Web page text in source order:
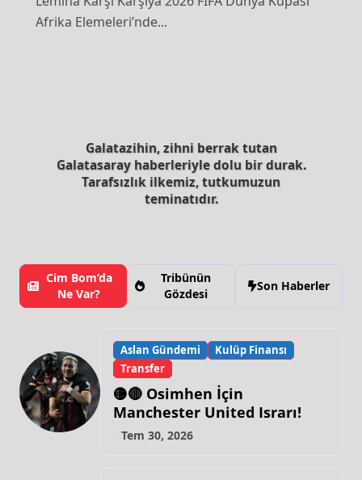
Afrika Elemeleri’nde...
Galatazihin, zihni berrak tutan
Galatasaray haberleriyle dolu bir durak.
Tarafsızlık ilkemiz, tutkumuzun
teminatıdır.
Cim Bom’da
Ne Var?
Tribünün
Gözdesi
Son Haberler
Aslan Gündemi
Kulüp Finansı
Transfer
🟡🔴 Osimhen İçin
Manchester United Israrı!
Tem 30, 2026